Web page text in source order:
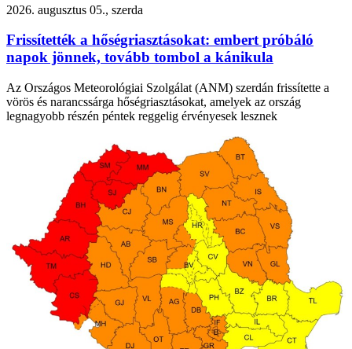
2026. augusztus 05., szerda
Frissítették a hőségriasztásokat: embert próbáló
napok jönnek, tovább tombol a kánikula
Az Országos Meteorológiai Szolgálat (ANM) szerdán frissítette a
vörös és narancssárga hőségriasztásokat, amelyek az ország
legnagyobb részén péntek reggelig érvényesek lesznek